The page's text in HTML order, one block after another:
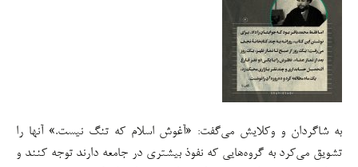
به شاگردان و وکلایش می‌گفت: «آغوش اسلام که تنگ نیست.» آنها را
تشویق می‌کرد به گروه‌هایی که نفوذ بیشتری در جامعه دارند توجه کنند و